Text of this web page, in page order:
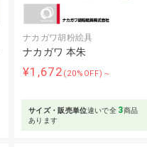
ナカガワ胡粉絵具
ナカガワ 本朱
¥1,672 (20%OFF)～
サイズ・販売単位違いで全 3商品
あります